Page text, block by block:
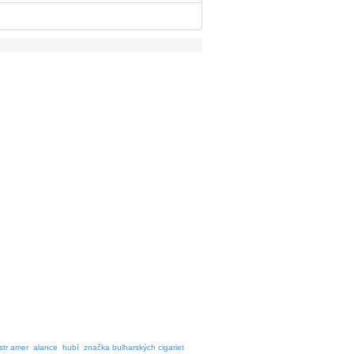
amer alance hubí značka bulharských cigariet